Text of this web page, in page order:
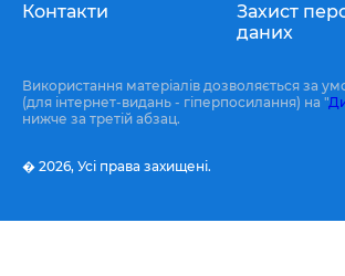
Контакти
Захист
даних
Використання матеріалів дозволяється за
(для інтернет-видань - гіперпосилання) на "
нижче за третій абзац.
� 2026, Усі права захищені.